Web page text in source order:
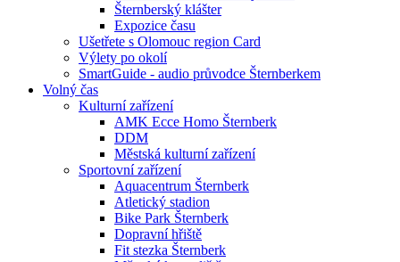
Šternberský klášter
Expozice času
Ušetřete s Olomouc region Card
Výlety po okolí
SmartGuide - audio průvodce Šternberkem
Volný čas
Kulturní zařízení
AMK Ecce Homo Šternberk
DDM
Městská kulturní zařízení
Sportovní zařízení
Aquacentrum Šternberk
Atletický stadion
Bike Park Šternberk
Dopravní hřiště
Fit stezka Šternberk